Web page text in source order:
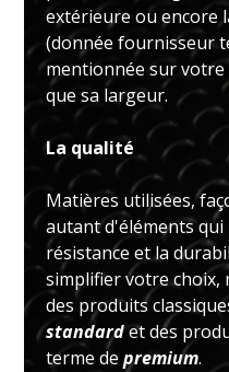
extérieure ou encore
(donnée fournisseur
mentionnée sur
que sa largeur.
La qualité
Matières utilisées,
autant d'éléments
résistance et la
simplifier votre choix,
des produits
standardet des
terme depremium.